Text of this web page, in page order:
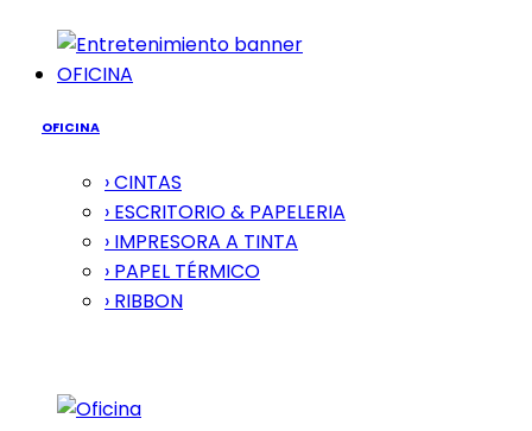
OFICINA
OFICINA
› CINTAS
› ESCRITORIO & PAPELERIA
› IMPRESORA A TINTA
› PAPEL TÉRMICO
› RIBBON